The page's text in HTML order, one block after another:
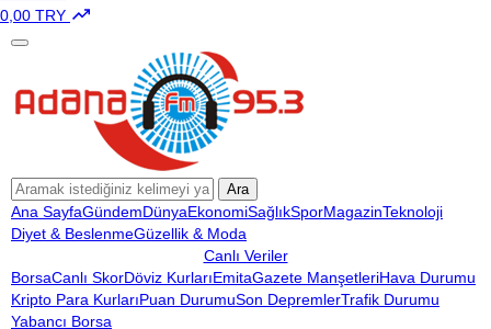
0,00 TRY
Ara
Ana SayfaGündemDünyaEkonomiSağlıkSporMagazinTeknoloji
Diyet & BeslenmeGüzellik & Moda
Canlı Veriler
BorsaCanlı SkorDöviz KurlarıEmitaGazete ManşetleriHava Durumu
Kripto Para KurlarıPuan DurumuSon DepremlerTrafik Durumu
Yabancı Borsa